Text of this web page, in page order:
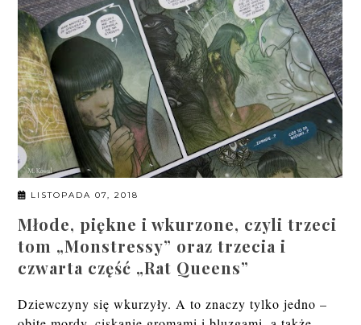
LISTOPADA 07, 2018
Młode, piękne i wkurzone, czyli trzeci
tom „Monstressy” oraz trzecia i
czwarta część „Rat Queens”
Dziewczyny się wkurzyły. A to znaczy tylko jedno –